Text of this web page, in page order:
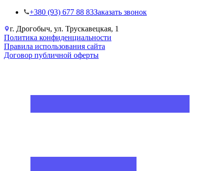
+38‎0 (93) 677 88 83Заказать звонок
г. Дрогобыч, ул. Трускавецкая, 1
Политика конфиденциальности
Правила использования сайта
Договор публичной оферты